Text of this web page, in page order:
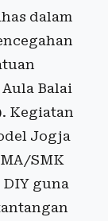
dalam
Balai
Kegiatan
Jogja
SMK
guna